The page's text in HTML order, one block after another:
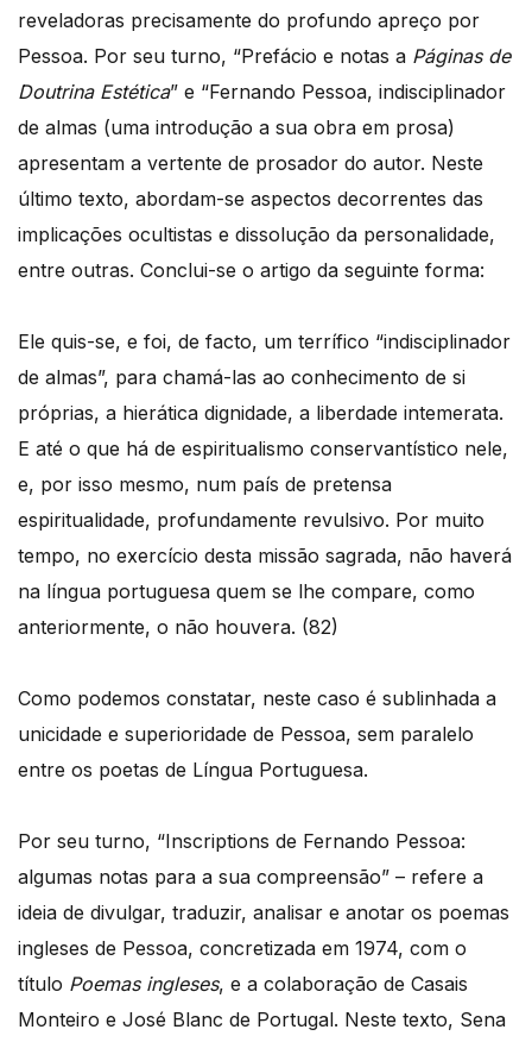
reveladoras precisamente do profundo apreço por
Pessoa. Por seu turno, “Prefácio e notas a Páginas de
Doutrina Estética” e “Fernando Pessoa, indisciplinador
de almas (uma introdução a sua obra em prosa)
apresentam a vertente de prosador do autor. Neste
último texto, abordam-se aspectos decorrentes das
implicações ocultistas e dissolução da personalidade,
entre outras. Conclui-se o artigo da seguinte forma:
Ele quis-se, e foi, de facto, um terrífico “indisciplinador
de almas”, para chamá-las ao conhecimento de si
próprias, a hierática dignidade, a liberdade intemerata.
E até o que há de espiritualismo conservantístico nele,
e, por isso mesmo, num país de pretensa
espiritualidade, profundamente revulsivo. Por muito
tempo, no exercício desta missão sagrada, não haverá
na língua portuguesa quem se lhe compare, como
anteriormente, o não houvera. (82)
Como podemos constatar, neste caso é sublinhada a
unicidade e superioridade de Pessoa, sem paralelo
entre os poetas de Língua Portuguesa.
Por seu turno, “Inscriptions de Fernando Pessoa:
algumas notas para a sua compreensão” – refere a
ideia de divulgar, traduzir, analisar e anotar os poemas
ingleses de Pessoa, concretizada em 1974, com o
título Poemas ingleses, e a colaboração de Casais
Monteiro e José Blanc de Portugal. Neste texto, Sena